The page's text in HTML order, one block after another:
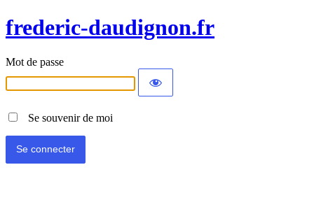
frederic-daudignon.fr
Mot de passe
Se souvenir de moi